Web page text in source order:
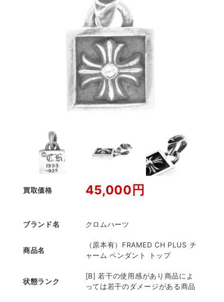
買取価格 45,000円
ブランド名 クロムハーツ
商品名
（原本有）FRAMED CH PLUS チ
ャーム ペンダント トップ
状態ランク
[B] 若干の使用感があり商品によ
っては若干のダメージがある商品